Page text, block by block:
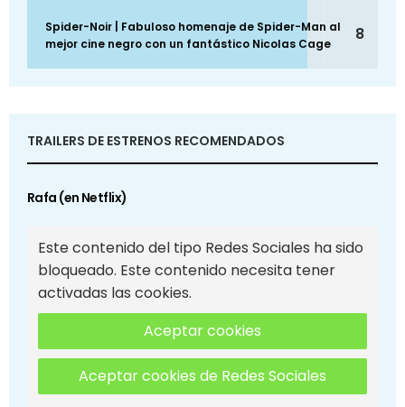
Spider-Noir | Fabuloso homenaje de Spider-Man al
mejor cine negro con un fantástico Nicolas Cage
8
TRAILERS DE ESTRENOS RECOMENDADOS
Rafa (en Netflix)
Este contenido del tipo Redes Sociales ha sido
bloqueado. Este contenido necesita tener
activadas las cookies.
Aceptar cookies
Aceptar cookies de Redes Sociales